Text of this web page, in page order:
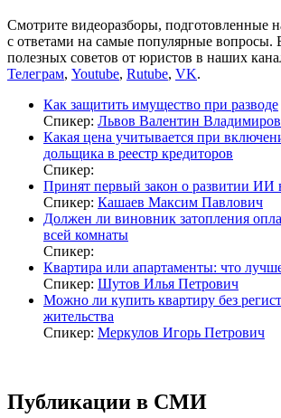
Смотрите видеоразборы, подготовленные
с ответами на самые популярные вопросы.
полезных советов от юристов в наших
Телеграм, Youtube, Rutube, VK.
Как защитить имущество при разводе
Спикер: Львов Валентин
Какая цена учитывается при
дольщика в реестр кредиторов
Спикер:
Принят первый закон о развитии ИИ
Спикер: Кашаев Максим Павлович
Должен ли виновник затопления
всей комнаты
Спикер:
Квартира или апартаменты: что
Спикер: Шутов Илья Петрович
Можно ли купить квартиру без
жительства
Спикер: Меркулов Игорь Петрович
Публикации в СМИ